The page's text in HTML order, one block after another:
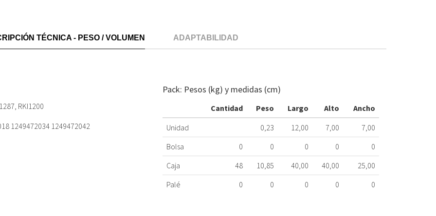
TÉCNICA - PESO / VOLUMEN ADAPTABILIDAD
RKI1200
1249472034 1249472042
Pack: Pesos (kg) y medidas (cm)
Cantidad Peso Largo Alto
Ancho
Unidad
0,23 12,00 7,00
7,00
Bolsa
0 0 0 0
0
Caja
48 10,85 40,00 40,00
25,00
Palé
0 0 0 0 0